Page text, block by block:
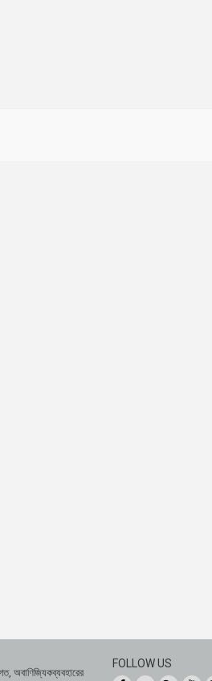
অবাণিজ্যিকব্যবহারের
FOLLOW US